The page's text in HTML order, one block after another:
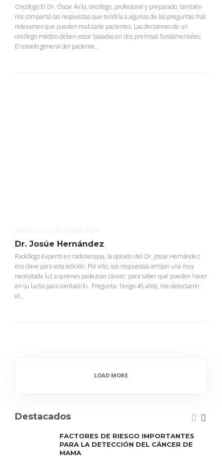
Oncólogo El Dr. Óscar Ávila, oncólogo, profesional y preparado, también
nos compartió las respuestas que tendría a algunas de las preguntas más
relevantes que pueden realizarle pacientes. Las decisiones de un
oncólogo médico deben estar basadas en dos premisas fundamentales:
El estado general del paciente...
ARTÍCULO DE PORTADA
Dr. Josúe Hernández
Radiólogo Experto en radioterapia, la opinión del Dr. Josúe Hernández
era clave para esta edición. Por ello, sus respuestas arrojan una muy
necesitada luz a quienes padezcan cáncer, para saber qué pueden hacer
en su lucha para combatirlo. Pregunta: Tengo 45 años, me detectaron
el...
LOAD MORE
Destacados
FACTORES DE RIESGO IMPORTANTES
PARA LA DETECCIÓN DEL CÁNCER DE
MAMA